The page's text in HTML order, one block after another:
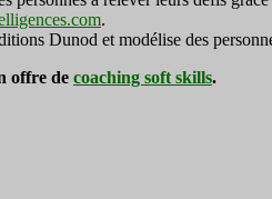
.
Dunod et modélise des
offre de coaching soft skills.